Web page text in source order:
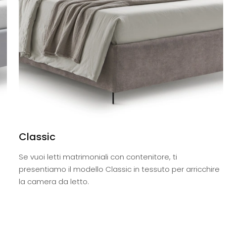
Classic
Se vuoi letti matrimoniali con contenitore, ti
presentiamo il modello Classic in tessuto per arricchire
la camera da letto.